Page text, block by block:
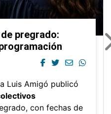
pregrado:
Luis Amigó publicó
con fechas de